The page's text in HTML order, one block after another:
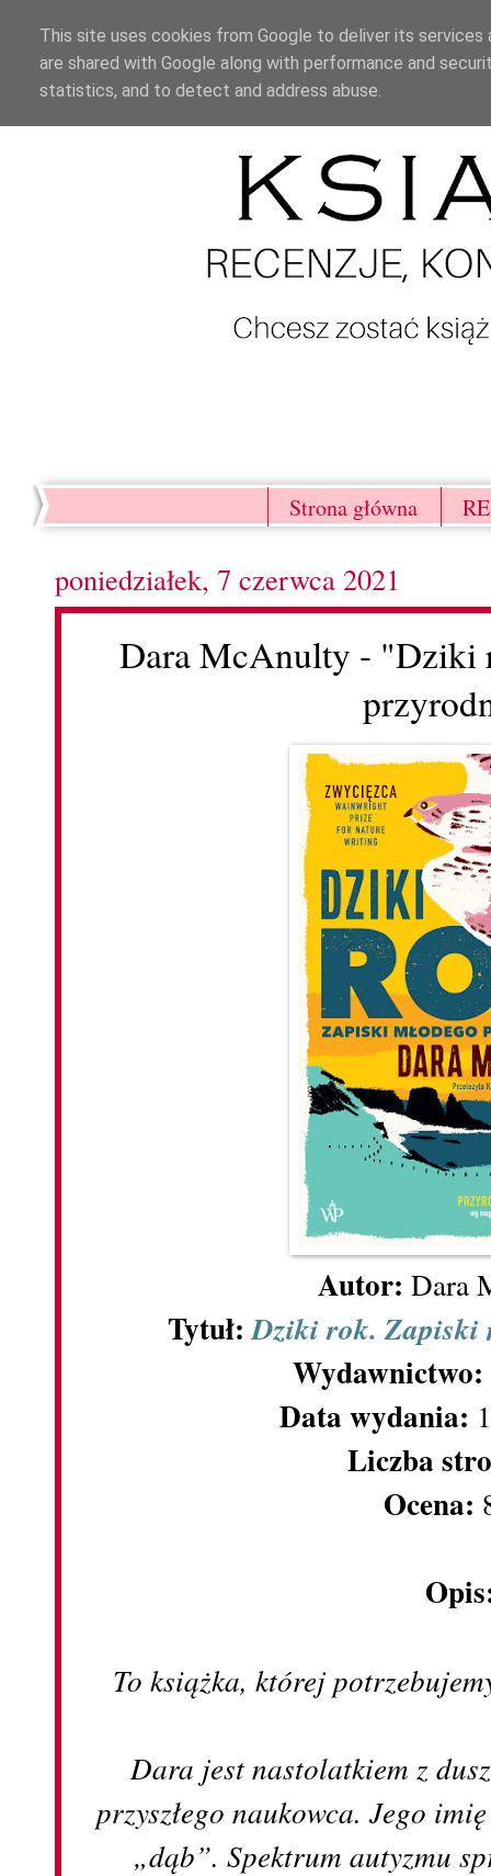
Strona główna
poniedziałek, 7 czerwca 2021
Dara McAnulty - "Dziki
Autor:Dara
Tytuł:Dziki rok. Zapiski
Wydawnictwo:
Data wydania:
Liczba
Ocena:
To książka, której
Dara jest nastolatkiem z
przyszłego naukowca. Jego
„dąb”. Spektrum autyzmu
This site uses cookies from Google to deliver its
are shared with Google along with performance and
statistics, and to detect and address abuse.